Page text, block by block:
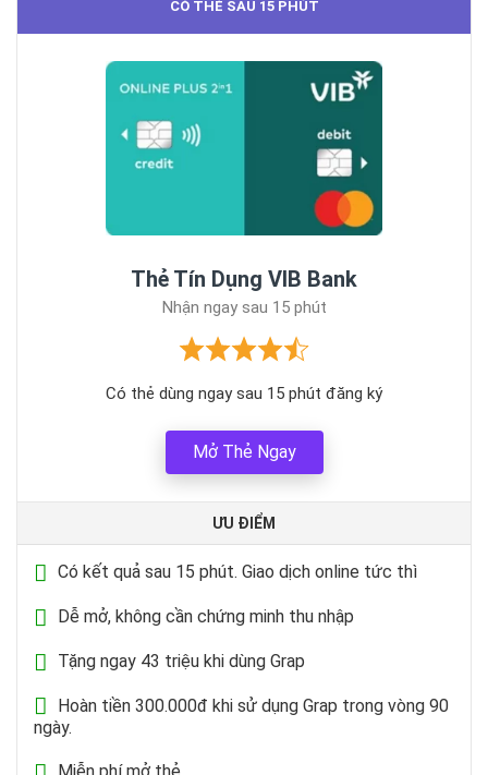
CÓ THẺ SAU 15 PHÚT
Thẻ Tín Dụng VIB Bank
Nhận ngay sau 15 phút
Có thẻ dùng ngay sau 15 phút đăng ký
Mở Thẻ Ngay
ƯU ĐIỂM
Có kết quả sau 15 phút. Giao dịch online tức thì
Dễ mở, không cần chứng minh thu nhập
Tặng ngay 43 triệu khi dùng Grap
Hoàn tiền 300.000đ khi sử dụng Grap trong vòng 90
ngày.